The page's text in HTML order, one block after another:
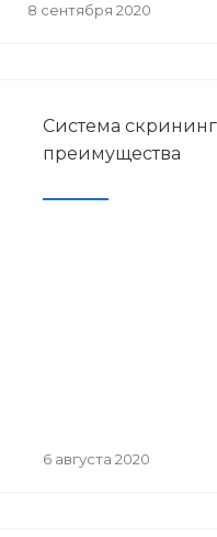
8 сентября 2020
Система
преимущества
6 августа 2020